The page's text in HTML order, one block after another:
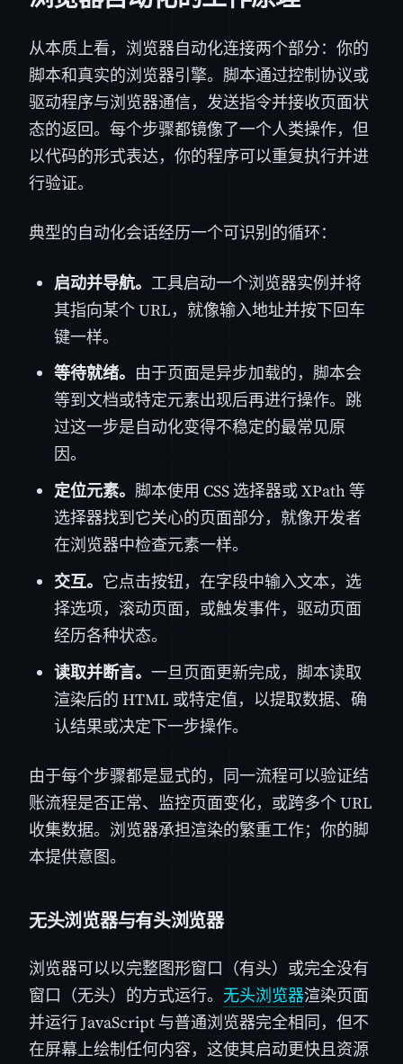
从本质上看，浏览器自动化连接两个部分：你的
脚本和真实的浏览器引擎。脚本通过控制协议或
驱动程序与浏览器通信，发送指令并接收页面状
态的返回。每个步骤都镜像了一个人类操作，但
以代码的形式表达，你的程序可以重复执行并进
行验证。
典型的自动化会话经历一个可识别的循环：
启动并导航。 工具启动一个浏览器实例并将
其指向某个 URL，就像输入地址并按下回车
键一样。
等待就绪。 由于页面是异步加载的，脚本会
等到文档或特定元素出现后再进行操作。跳
过这一步是自动化变得不稳定的最常见原
因。
定位元素。 脚本使用 CSS 选择器或 XPath 等
选择器找到它关心的页面部分，就像开发者
在浏览器中检查元素一样。
交互。 它点击按钮，在字段中输入文本，选
择选项，滚动页面，或触发事件，驱动页面
经历各种状态。
读取并断言。 一旦页面更新完成，脚本读取
渲染后的 HTML 或特定值，以提取数据、确
认结果或决定下一步操作。
由于每个步骤都是显式的，同一流程可以验证结
账流程是否正常、监控页面变化，或跨多个 URL
收集数据。浏览器承担渲染的繁重工作；你的脚
本提供意图。
无头浏览器与有头浏览器
浏览器可以以完整图形窗口（有头）或完全没有
窗口（无头）的方式运行。 无头浏览器渲染页面
并运行 JavaScript 与普通浏览器完全相同，但不
在屏幕上绘制任何内容，这使其启动更快且资源